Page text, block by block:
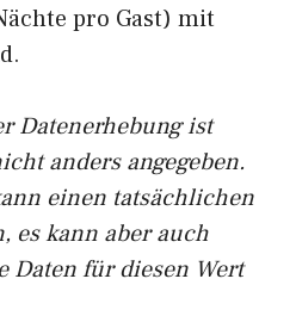
pro Gast) mit
Datenerhebung ist
anders angegeben.
einen tatsächlichen
es kann aber auch
Daten für diesen Wert